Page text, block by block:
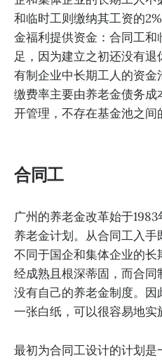
和临时工则缴纳其工资的
金福利提供资金：合同工
足，因为建立之初还没有
有制企业中长期工人的资金
缴费率主要由养老金债务
开管理，不存在基金池之间
合同工
广州的养老金改革始于
养老金计划。从合同工入
不同于国企和集体企业的
经成熟且根深蒂固，而合
没有自己的养老金制度。
一张白纸，可以很容易地实
最初为合同工设计的计划